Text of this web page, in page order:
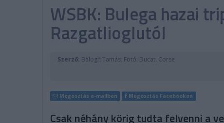
WSBK: Bulega hazai
Razgatlioglutól
Szerző: Balogh Tamás; Fotó: Ducati Corse
Megosztás e-mailben Megosztás Facebookon
Csak néhány körig tudta felvenni a